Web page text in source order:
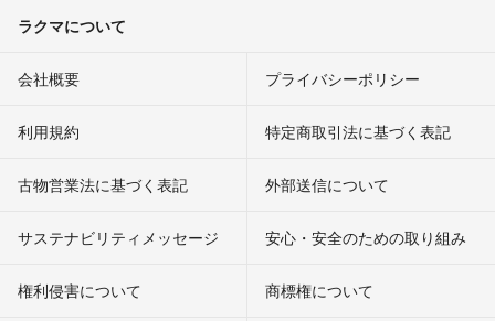
ラクマについて
会社概要 プライバシーポリシー
利用規約 特定商取引法に基づく表記
古物営業法に基づく表記 外部送信について
サステナビリティメッセージ 安心・安全のための取り組み
権利侵害について
商標権について